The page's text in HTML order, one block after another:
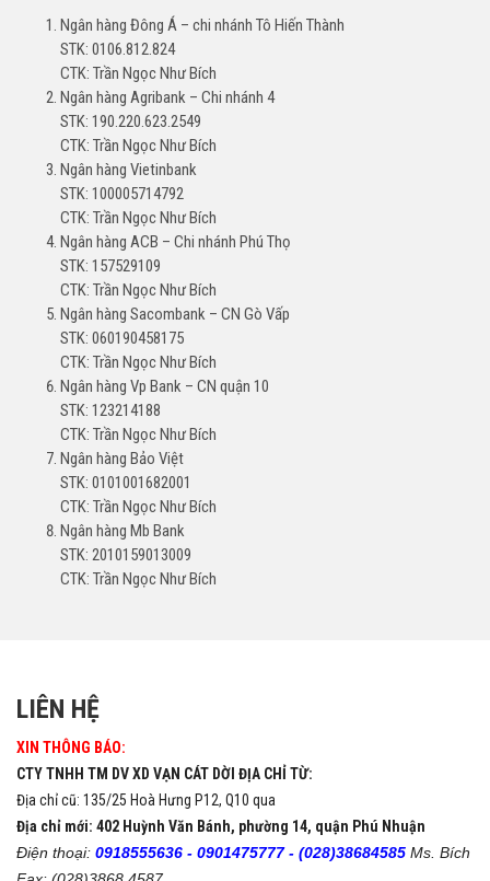
Ngân hàng Đông Á – chi nhánh Tô Hiến Thành
STK: 0106.812.824
CTK: Trần Ngọc Như Bích
Ngân hàng Agribank – Chi nhánh 4
STK: 190.220.623.2549
CTK: Trần Ngọc Như Bích
Ngân hàng Vietinbank
STK: 100005714792
CTK: Trần Ngọc Như Bích
Ngân hàng ACB – Chi nhánh Phú Thọ
STK: 157529109
CTK: Trần Ngọc Như Bích
Ngân hàng Sacombank – CN Gò Vấp
STK: 060190458175
CTK: Trần Ngọc Như Bích
Ngân hàng Vp Bank – CN quận 10
STK: 123214188
CTK: Trần Ngọc Như Bích
Ngân hàng Bảo Việt
STK: 0101001682001
CTK: Trần Ngọc Như Bích
Ngân hàng Mb Bank
STK: 2010159013009
CTK: Trần Ngọc Như Bích
LIÊN HỆ
XIN THÔNG BÁO:
CTY TNHH TM DV XD VẠN CÁT DỜI ĐỊA CHỈ TỪ:
Địa chỉ cũ: 135/25 Hoà Hưng P12, Q10 qua
Địa chỉ mới: 402 Huỳnh Văn Bánh, phường 14, quận Phú Nhuận
Điện thoại: 0918555636 - 0901475777 - (028)38684585 Ms. Bích